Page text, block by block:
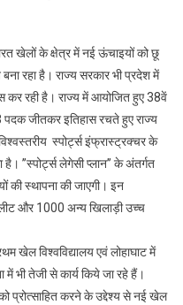
खेलों के क्षेत्र में नई ऊंचाइयों को छू
रहा है। राज्य सरकार भी प्रदेश में
कर रही है। राज्य में आयोजित हुए 38वें
पदक जीतकर इतिहास रचते हुए राज्य
स्पोर्ट्स इंफ्रास्ट्रक्चर के
’’स्पोर्ट्स लेगेसी प्लान’’ के अंतर्गत
स्थापना की जाएगी। इन
और 1000 अन्य खिलाड़ी उच्च
खेल विश्वविद्यालय एवं लोहाघाट में
में भी तेजी से कार्य किये जा रहे हैं।
प्रोत्साहित करने के उद्देश्य से नई खेल